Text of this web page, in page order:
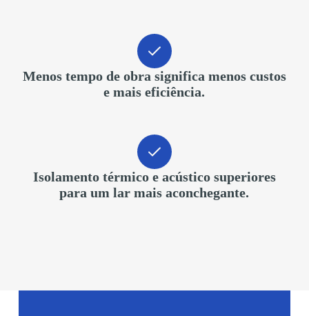
Menos tempo de obra significa menos custos
e mais eficiência.
Isolamento térmico e acústico superiores
para um lar mais aconchegante.